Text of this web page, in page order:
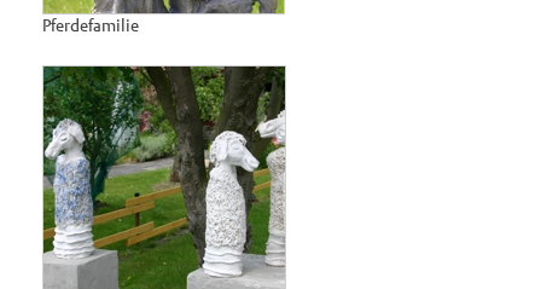
Pferdefamilie